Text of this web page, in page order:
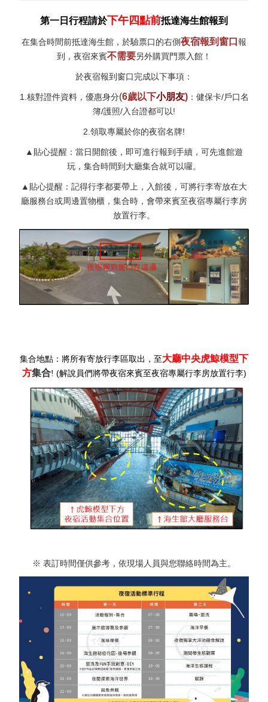
第一日行程請於下午四點前抵達海生館報到
在集合時間前抵達海生館，於驗票口的右側夜宿報到窗口 報
到，夜宿來賓不需要另外購買門票入館！
於夜宿報到窗口完成以下事項：
1.核對證件資料，優惠身分(6歲以下小朋友)：健保卡/戶口名
簿/護照/入台證都可以!
2.領取專屬於你的夜宿名牌!
▲貼心提醒：當日開館後，即可進行報到手續，可先進館遊
玩，集合時間到大廳集合就可以囉。
▲貼心提醒：記得行李都要帶上，入館後，可將行李寄放在大
廳服務台或周邊置物櫃，集合時，會帶來賓至夜宿專屬行李房
放置行李。
集合地點：將所有寄放行李區取出，至 大廳中央虎鯨模型下
方集合! (解說員們將帶夜宿來賓至夜宿專屬行李房放置行李)
※ 表訂時間僅供參考，依現場人員與您聯絡時間為主。